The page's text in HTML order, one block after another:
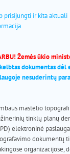
prisijungti ir kita aktuali
Žemės ūkio
dokumentas dėl
nesuderintų
mastelio
tinklų planų
elektroninė
dokumentų
organizacijose,